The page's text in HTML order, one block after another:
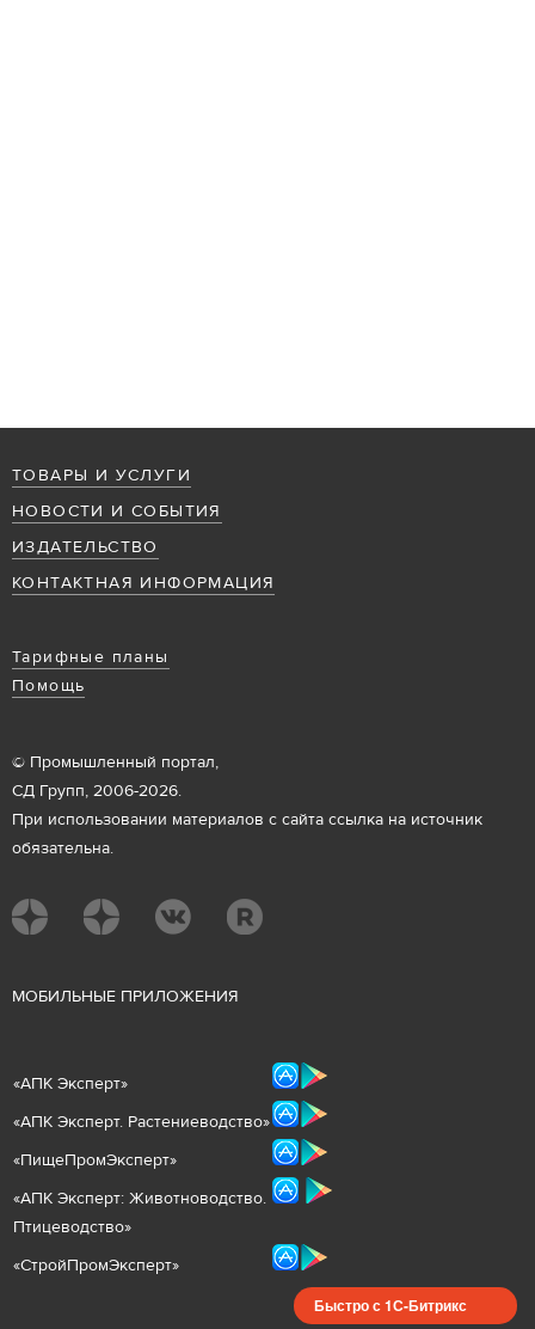
ТОВАРЫ И УСЛУГИ
НОВОСТИ И СОБЫТИЯ
ИЗДАТЕЛЬСТВО
КОНТАКТНАЯ ИНФОРМАЦИЯ
Тарифные планы
Помощь
© Промышленный портал,
СД Групп, 2006-2026.
При использовании материалов с сайта ссылка на источник
обязательна.
МОБИЛЬНЫЕ ПРИЛОЖЕНИЯ
«АПК Эксперт»
«АПК Эксперт. Растениеводство»
«ПищеПромЭксперт»
«АПК Эксперт: Животноводство.
Птицеводство»
«СтройПромЭксперт»
Быстро с 1С-Битрикс